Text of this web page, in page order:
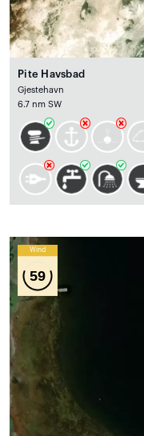
Pite Havsbad
Gjestehavn
6.7 nm SW
Wind
59